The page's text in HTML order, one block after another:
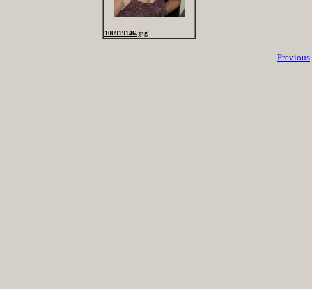
100919146.jpg
Previous